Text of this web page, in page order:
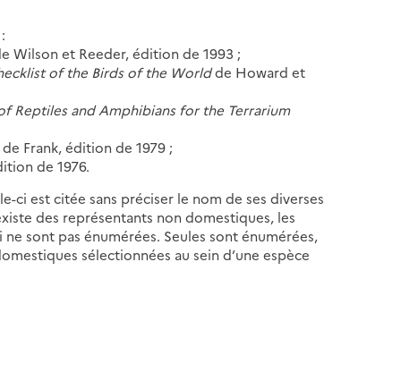
Wilson et Reeder, édition de 1993 ;
of the Birds of the Worldde Howard et
Reptiles and Amphibians for the Terrarium
de Frank, édition de 1979 ;
de 1976.
ci est citée sans préciser le nom de ses diverses
des représentants non domestiques, les
sont pas énumérées. Seules sont énumérées,
sélectionnées au sein d’une espèce